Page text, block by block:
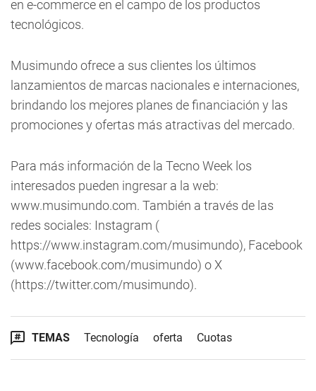
en e-commerce en el campo de los productos
tecnológicos.
Musimundo ofrece a sus clientes los últimos
lanzamientos de marcas nacionales e internaciones,
brindando los mejores planes de financiación y las
promociones y ofertas más atractivas del mercado.
Para más información de la Tecno Week los
interesados pueden ingresar a la web:
www.musimundo.com. También a través de las
redes sociales: Instagram (
https://www.instagram.com/musimundo), Facebook
(www.facebook.com/musimundo) o X
(https://twitter.com/musimundo).
TEMAS Tecnología oferta Cuotas